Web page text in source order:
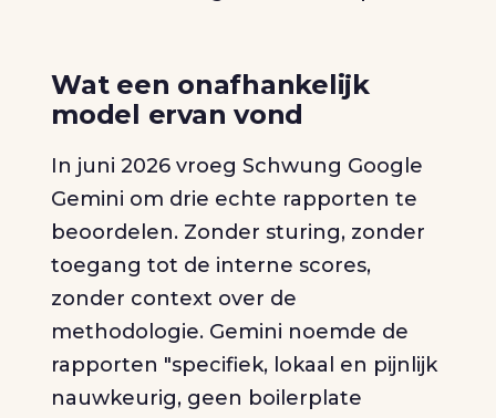
Wat een onafhankelijk
model ervan vond
In juni 2026 vroeg Schwung Google
Gemini om drie echte rapporten te
beoordelen. Zonder sturing, zonder
toegang tot de interne scores,
zonder context over de
methodologie. Gemini noemde de
rapporten "specifiek, lokaal en pijnlijk
nauwkeurig, geen boilerplate